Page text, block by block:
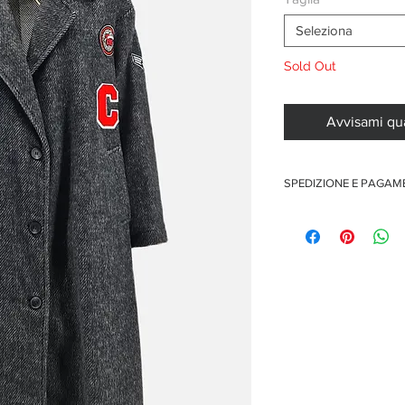
Seleziona
Sold Out
Avvisami
SPEDIZIONE E
Pagamenti sicuri con